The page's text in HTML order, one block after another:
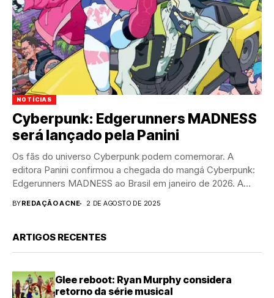
NOTÍCIAS
Cyberpunk: Edgerunners MADNESS
será lançado pela Panini
Os fãs do universo Cyberpunk podem comemorar. A
editora Panini confirmou a chegada do mangá Cyberpunk:
Edgerunners MADNESS ao Brasil em janeiro de 2026. A...
BYREDAÇÃO ACNE 2 DE AGOSTO DE 2025
ARTIGOS RECENTES
Glee reboot: Ryan Murphy considera
retorno da série musical